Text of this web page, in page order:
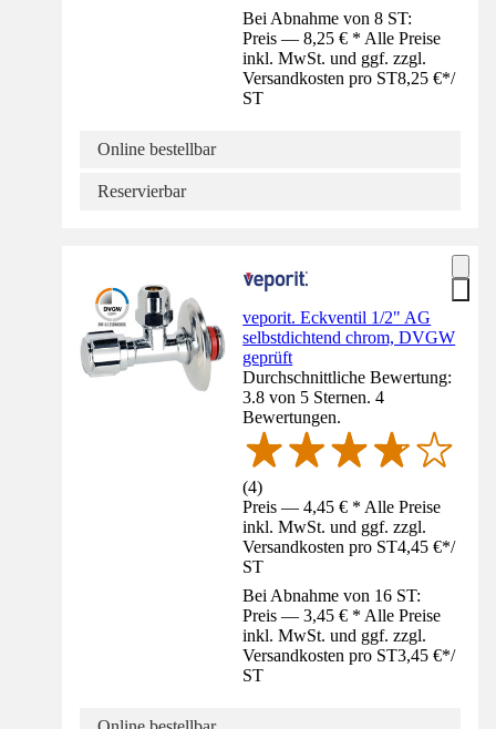
Bei Abnahme von 8 ST:
Preis — 8,25 € * Alle Preise
inkl. MwSt. und ggf. zzgl.
Versandkosten pro ST8,25 €*/
ST
Online bestellbar
Reservierbar
veporit. Eckventil 1/2" AG
selbstdichtend chrom, DVGW
geprüft
Durchschnittliche Bewertung:
3.8 von 5 Sternen. 4
Bewertungen.
(4)
Preis — 4,45 € * Alle Preise
inkl. MwSt. und ggf. zzgl.
Versandkosten pro ST4,45 €*/
ST
Bei Abnahme von 16 ST:
Preis — 3,45 € * Alle Preise
inkl. MwSt. und ggf. zzgl.
Versandkosten pro ST3,45 €*/
ST